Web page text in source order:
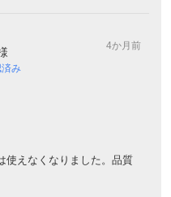
み
4か月前
使えなくなりました。品質